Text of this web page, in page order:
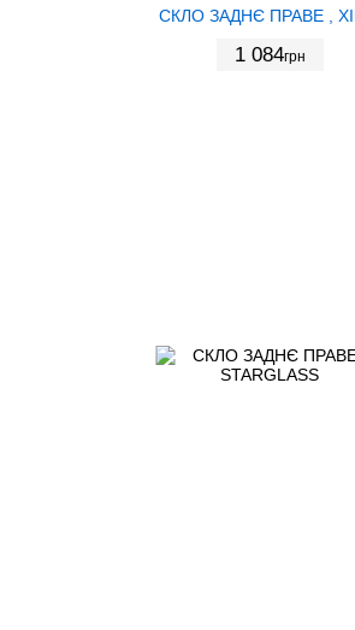
СКЛО ЗАДНЄ ПРАВЕ ,
1 084грн